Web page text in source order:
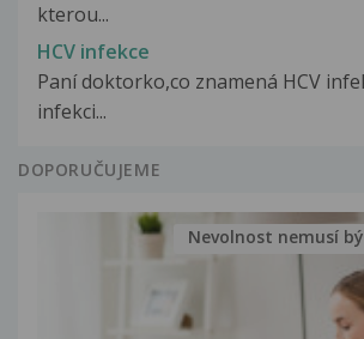
kterou...
HCV infekce
Paní doktorko,co znamená HCV
infekci...
DOPORUČUJEME
Nevolnost nemusí